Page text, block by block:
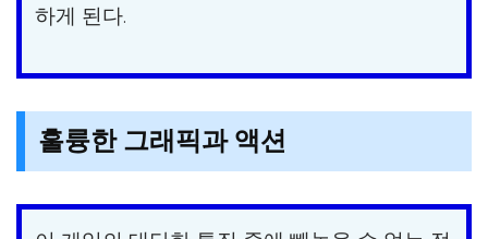
하게 된다.
훌륭한 그래픽과 액션